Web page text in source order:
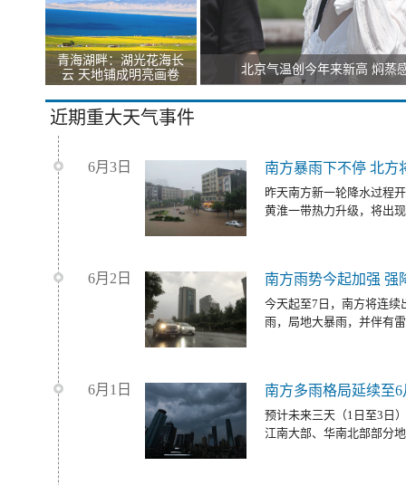
青海湖畔：湖光花海长
云 天地铺成明亮画卷
北京气温创今年来新高 焖蒸
近期重大天气事件
6月3日 南方暴雨下不停 北方
昨天南方新一轮降水过程
黄淮一带热力升级，将出
6月2日 南方雨势今起加强 强
今天起至7日，南方将连续
雨，局地大暴雨，并伴有
6月1日 南方多雨格局延续至
预计未来三天（1日至3日
江南大部、华南北部部分